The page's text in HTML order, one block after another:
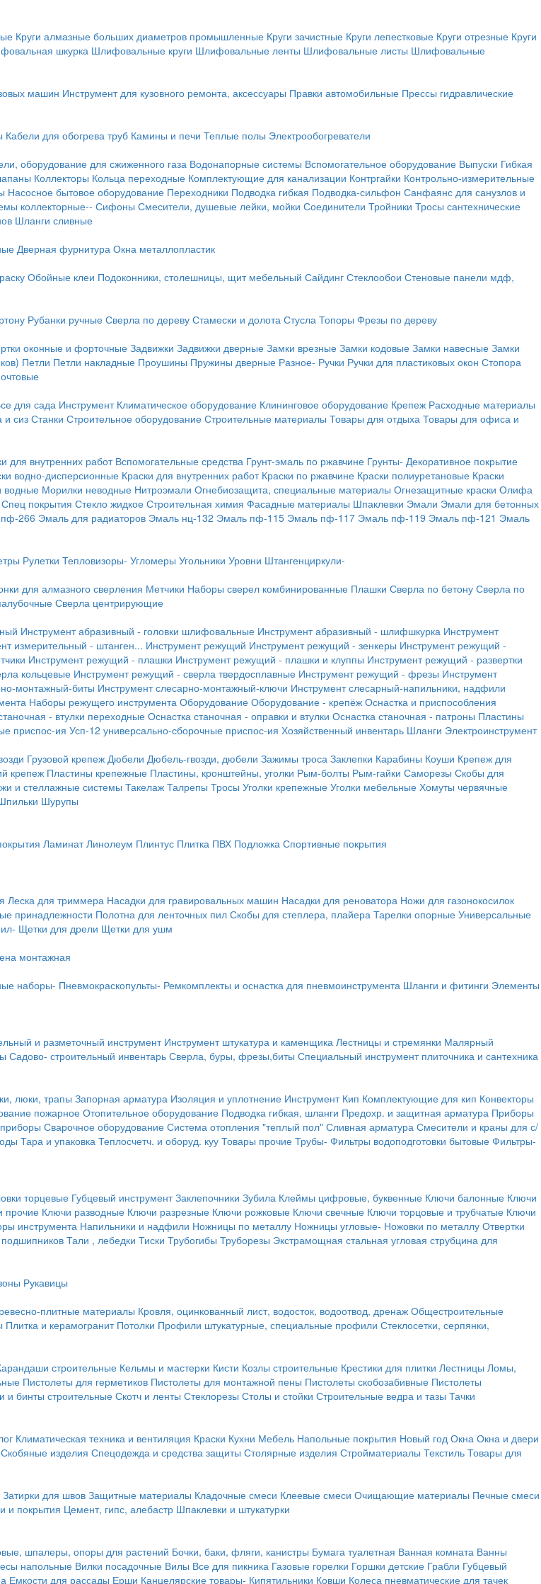
Круги алмазные больших диаметров промышленные Круги зачистные Круги лепестковые Круги отрезные Круги
шкурка Шлифовальные круги Шлифовальные ленты Шлифовальные листы Шлифовальные
машин Инструмент для кузовного ремонта, аксессуары Правки автомобильные Прессы гидравлические
Кабели для обогрева труб Камины и печи Теплые полы Электрообогреватели
оборудование для сжиженного газа Водонапорные системы Вспомогательное оборудование Выпуски Гибкая
Коллекторы Кольца переходные Комплектующие для канализации Контргайки Контрольно-измерительные
Насосное бытовое оборудование Переходники Подводка гибкая Подводка-сильфон Санфаянс для санузлов и
коллекторные-- Сифоны Смесители, душевые лейки, мойки Соединители Тройники Тросы сантехнические
Шланги сливные
Дверная фурнитура Окна металлопластик
Обойные клеи Подоконники, столешницы, щит мебельный Сайдинг Стеклообои Стеновые панели мдф,
Рубанки ручные Сверла по дереву Стамески и долота Стусла Топоры Фрезы по дереву
оконные и форточные Задвижки Задвижки дверные Замки врезные Замки кодовые Замки навесные Замки
Петли Петли накладные Проушины Пружины дверные Разное- Ручки Ручки для пластиковых окон Стопора
для сада Инструмент Климатическое оборудование Клининговое оборудование Крепеж Расходные материалы
и сиз Станки Строительное оборудование Строительные материалы Товары для отдыха Товары для офиса и
для внутренних работ Вспомогательные средства Грунт-эмаль по ржавчине Грунты- Декоративное покрытие
водно-дисперсионные Краски для внутренних работ Краски по ржавчине Краски полиуретановые Краски
водные Морилки неводные Нитроэмали Огнебиозащита, специальные материалы Огнезащитные краски Олифа
Спец покрытия Стекло жидкое Строительная химия Фасадные материалы Шпаклевки Эмали Эмали для бетонных
266 Эмаль для радиаторов Эмаль нц-132 Эмаль пф-115 Эмаль пф-117 Эмаль пф-119 Эмаль пф-121 Эмаль
Рулетки Тепловизоры- Угломеры Угольники Уровни Штангенциркули-
для алмазного сверления Метчики Наборы сверел комбинированные Плашки Сверла по бетону Сверла по
Сверла центрирующие
Инструмент абразивный - головки шлифовальные Инструмент абразивный - шлифшкурка Инструмент
измерительный - штанген... Инструмент режущий Инструмент режущий - зенкеры Инструмент режущий -
Инструмент режущий - плашки Инструмент режущий - плашки и клуппы Инструмент режущий - развертки
кольцевые Инструмент режущий - сверла твердосплавные Инструмент режущий - фрезы Инструмент
монтажный-биты Инструмент слесарно-монтажный-ключи Инструмент слесарный-напильники, надфили
Наборы режущего инструмента Оборудование Оборудование - крепёж Оснастка и приспособления
- втулки переходные Оснастка станочная - оправки и втулки Оснастка станочная - патроны Пластины
приспос-ия Усп-12 универсально-сборочные приспос-ия Хозяйственный инвентарь Шланги Электроинструмент
Грузовой крепеж Дюбели Дюбель-гвозди, дюбели Зажимы троса Заклепки Карабины Коуши Крепеж для
крепеж Пластины крепежные Пластины, кронштейны, уголки Рым-болты Рым-гайки Саморезы Скобы для
и стеллажные системы Такелаж Талрепы Тросы Уголки крепежные Уголки мебельные Хомуты червячные
Шурупы
Ламинат Линолеум Плинтус Плитка ПВХ Подложка Спортивные покрытия
Леска для триммера Насадки для гравировальных машин Насадки для реноватора Ножи для газонокосилок
принадлежности Полотна для ленточных пил Скобы для степлера, плайера Тарелки опорные Универсальные
Щетки для дрели Щетки для ушм
монтажная
наборы- Пневмокраскопульты- Ремкомплекты и оснастка для пневмоинструмента Шланги и фитинги Элементы
и разметочный инструмент Инструмент штукатура и каменщика Лестницы и стремянки Малярный
Садово- строительный инвентарь Сверла, буры, фрезы,биты Специальный инструмент плиточника и сантехника
люки, трапы Запорная арматура Изоляция и уплотнение Инструмент Кип Комплектующие для кип Конвекторы
пожарноеОтопительное оборудование Подводка гибкая, шланги Предохр. и защитная арматура Приборы
Сварочное оборудование Система отопления "теплый пол" Сливная арматура Смесители и краны для с/
Тара и упаковка Теплосчетч. и оборуд. куу Товары прочие Трубы- Фильтры водоподготовки бытовые Фильтры-
торцевые Губцевый инструмент Заклепочники Зубила Клеймы цифровые, буквенные Ключи балонные Ключи
прочие Ключи разводные Ключи разрезные Ключи рожковые Ключи свечные Ключи торцовые и трубчатые Ключи
инструмента Напильники и надфили Ножницы по металлу Ножницы угловые- Ножовки по металлу Отвертки
Тали , лебедки Тиски Трубогибы Труборезы Экстрамощная стальная угловая струбцина для
Рукавицы
плитные материалы Кровля, оцинкованный лист, водосток, водоотвод, дренаж Общестроительные
Плитка и керамогранит Потолки Профили штукатурные, специальные профили Стеклосетки, серпянки,
строительные Кельмы и мастерки Кисти Козлы строительные Крестики для плитки Лестницы Ломы,
Пистолеты для герметиков Пистолеты для монтажной пены Пистолеты скобозабивные Пистолеты
и бинты строительные Скотч и ленты Стеклорезы Столы и стойки Строительные ведра и тазы Тачки
Климатическая техника и вентиляция Краски Кухни Мебель Напольные покрытия Новый год Окна Окна и двери
Скобяные изделия Спецодежда и средства защиты Столярные изделия Стройматериалы Текстиль Товары для
Затирки для швов Защитные материалы Кладочные смеси Клеевые смеси Очищающие материалы Печные смеси
и покрытия Цемент, гипс, алебастр Шпаклевки и штукатурки
шпалеры, опоры для растений Бочки, баки, фляги, канистры Бумага туалетная Ванная комната Ванны
напольные Вилки посадочные Вилы Все для пикника Газовые горелки Горшки детские Грабли Губцевый
Емкости для рассады Ерши Канцелярские товары- Кипятильники Ковши Колеса пневматические для тачек